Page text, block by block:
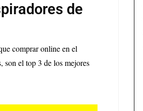
de
comprar online en el
son el top 3 de los mejores